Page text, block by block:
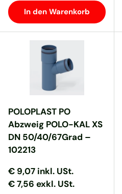
In den Warenkorb
POLOPLAST PO
Abzweig POLO-KAL XS
DN 50/40/67Grad –
102213
Normaler Preis
Normaler Preis
€ 9,07 inkl. USt.
€ 7,56 exkl. USt.